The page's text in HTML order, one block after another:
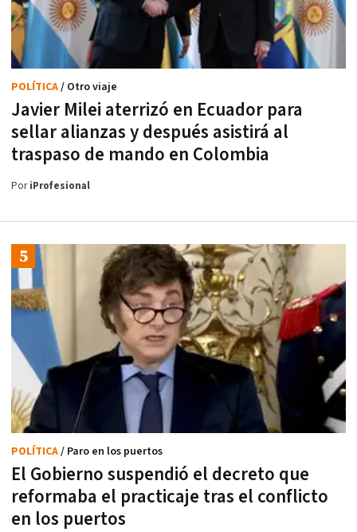
Javier Milei aterrizó en Ecuador para
sellar alianzas y después asistirá al
traspaso de mando en Colombia
POLÍTICA/ Otro viaje
PoriProfesional
El Gobierno suspendió el decreto que
reformaba el practicaje tras el conflicto
en los puertos
POLÍTICA/ Paro en los puertos